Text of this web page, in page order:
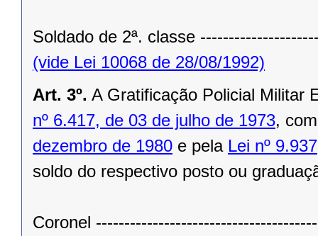
Soldado de 2ª. classe
(vide Lei 10068 de 28/08/1992)
Art. 3º. A Gratificação Policial Militar
nº 6.417, de 03 de julho de 1973,
dezembro de 1980 e pela Lei nº
soldo do respectivo posto ou
Coronel